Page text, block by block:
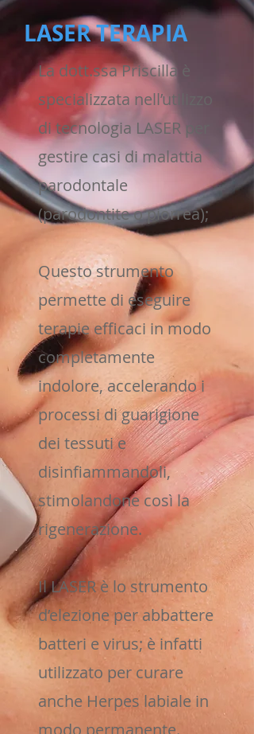
LASER TERAPIA
La dott.ssa Priscilla è
specializzata nell’utilizzo
di tecnologia LASER per
gestire casi di malattia
parodontale
(parodontite o piorrea);
Questo strumento
permette di eseguire
terapie efficaci in modo
completamente
indolore, accelerando i
processi di guarigione
dei tessuti e
disinfiammandoli,
stimolandone così la
rigenerazione.
Il LASER è lo strumento
d’elezione per abbattere
batteri e virus; è infatti
utilizzato per curare
anche Herpes labiale in
modo permanente.